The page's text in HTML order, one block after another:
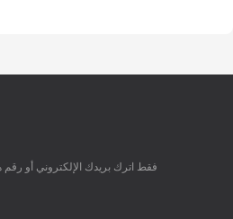
فقط اترك بريدك الإلكتروني أو